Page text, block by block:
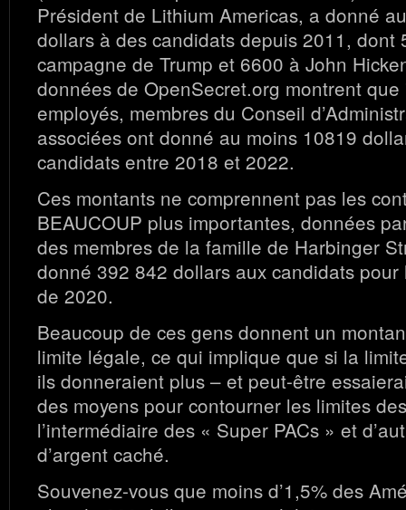
Président de Lithium Americas, a donné
dollars à des candidats depuis 2011, dont
campagne de Trump et 6600 à John
données de OpenSecret.org montrent
employés, membres du Conseil
associées ont donné au moins 10819
candidats entre 2018 et 2022.
Ces montants ne comprennent pas les
BEAUCOUP plus importantes, données
des membres de la famille de Harbinger
donné 392 842 dollars aux candidats
de 2020.
Beaucoup de ces gens donnent un
limite légale, ce qui implique que si la
ils donneraient plus – et peut-être
des moyens pour contourner les limites
l’intermédiaire des « Super PACs » et
d’argent caché.
Souvenez-vous que moins d’1,5% des